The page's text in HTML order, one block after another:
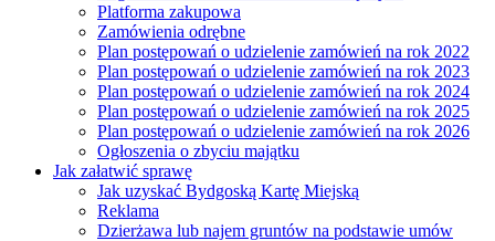
Platforma zakupowa
Zamówienia odrębne
Plan postępowań o udzielenie zamówień na rok 2022
Plan postępowań o udzielenie zamówień na rok 2023
Plan postępowań o udzielenie zamówień na rok 2024
Plan postępowań o udzielenie zamówień na rok 2025
Plan postępowań o udzielenie zamówień na rok 2026
Ogłoszenia o zbyciu majątku
Jak załatwić sprawę
Jak uzyskać Bydgoską Kartę Miejską
Reklama
Dzierżawa lub najem gruntów na podstawie umów